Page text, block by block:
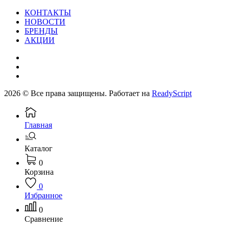
КОНТАКТЫ
НОВОСТИ
БРЕНДЫ
АКЦИИ
2026 © Все права защищены. Работает на ReadyScript
Главная
Каталог
0
Корзина
0
Избранное
0
Сравнение